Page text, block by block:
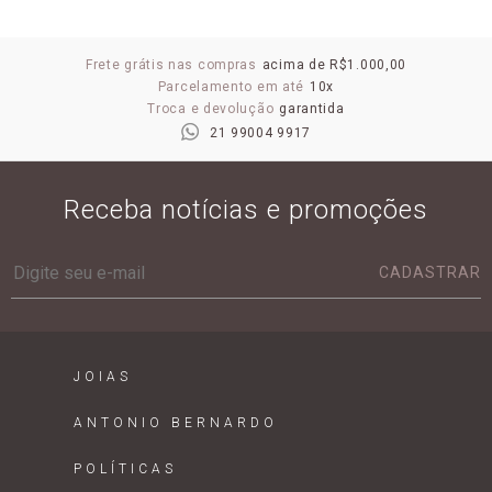
Frete grátis nas compras acima de R$1.000,00
Parcelamento em até 10x
Troca e devolução garantida
21 99004 9917
Receba notícias e promoções
CADASTRAR
JOIAS
ANTONIO BERNARDO
POLÍTICAS